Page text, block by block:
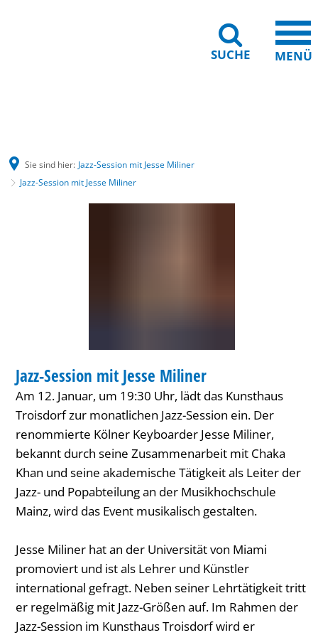
SUCHE MENÜ
Sie sind hier: Jazz-Session mit Jesse Miliner
Jazz-Session mit Jesse Miliner
KATEGORIE: MUSIK
Jazz-Session mit Jesse Miliner
Am 12. Januar, um 19:30 Uhr, lädt das Kunsthaus
Troisdorf zur monatlichen Jazz-Session ein. Der
renommierte Kölner Keyboarder Jesse Miliner,
bekannt durch seine Zusammenarbeit mit Chaka
Khan und seine akademische Tätigkeit als Leiter der
Jazz- und Popabteilung an der Musikhochschule
Mainz, wird das Event musikalisch gestalten.
Jesse Miliner hat an der Universität von Miami
promoviert und ist als Lehrer und Künstler
international gefragt. Neben seiner Lehrtätigkeit tritt
er regelmäßig mit Jazz-Größen auf. Im Rahmen der
Jazz-Session im Kunsthaus Troisdorf wird er